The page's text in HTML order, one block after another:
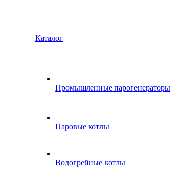
Каталог
Промышленные парогенераторы
Паровые котлы
Водогрейные котлы